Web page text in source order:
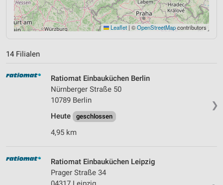
Leaflet | ©OpenStreetMapcontributors
14 Filialen
❯
Ratiomat Einbauküchen Berlin
Nürnberger Straße 50
10789 Berlin
Heute
geschlossen
4,95 km
Ratiomat Einbauküchen Leipzig
Prager Straße 34